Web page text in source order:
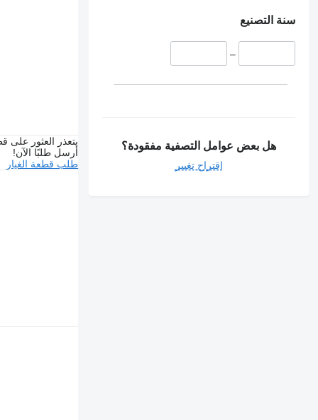
سنة التصنيع
–
هل بعض عوامل التصفية مفقودة؟
اقتراح تغيير
يتعذر العثور على
أرسل طلبًا الآن!
طلب قطعة الغيار